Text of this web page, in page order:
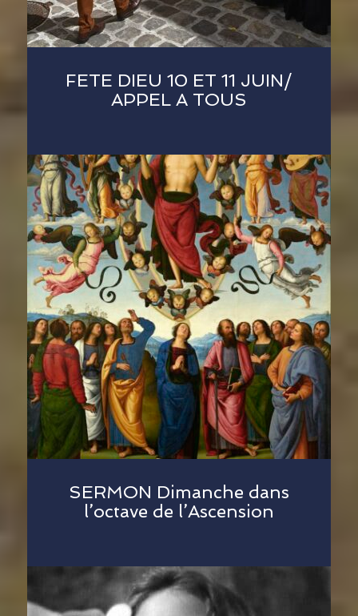
FETE DIEU 10 ET 11 JUIN/
APPEL A TOUS
SERMON Dimanche dans
l’octave de l’Ascension